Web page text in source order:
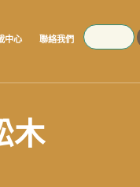
中心 聯絡我們
SEARCH
木